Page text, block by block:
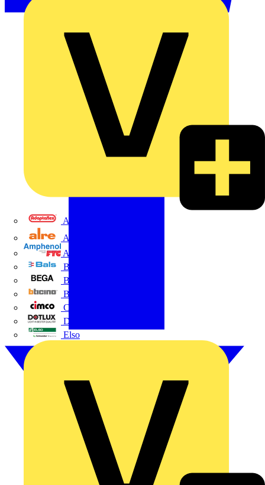
Adaptaflex
Alre
Amphenol FTG
BALS
Bega
Bticino
Cimco
DOTLUX GmbH
Elso